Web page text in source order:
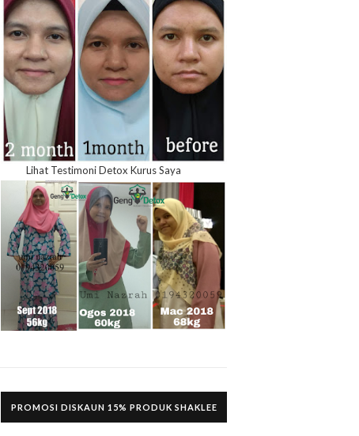
Lihat Testimoni Detox Kurus Saya
PROMOSI DISKAUN 15% PRODUK SHAKLEE